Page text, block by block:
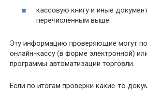
кассовую книгу и иные
перечисленным выше.
Эту информацию проверяющие могут
онлайн-кассу (в форме электронной)
программы автоматизации торговли.
Если по итогам проверки какие-то